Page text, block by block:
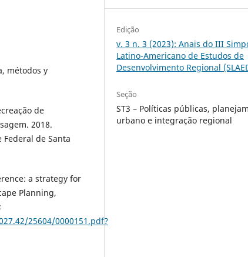
métodos y
de
2018.
de Santa
a strategy for
Planning,
25604/0000151.pdf?
Edição
v. 3 n. 3 (2023): Anais do III
Latino-Americano de Estudos de
Desenvolvimento Regional
Seção
ST3 – Políticas públicas,
urbano e integração regional